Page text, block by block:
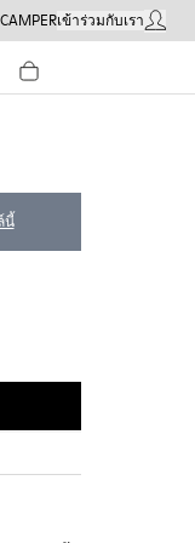
เข้าร่วมกับเราบัญชีผู้ใ
นี้